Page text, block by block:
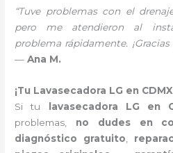
“Tuve problemas con el
pero me atendieron al
problema rápidamente.
—Ana M.
¡Tu Lavasecadora LG en
Si tu
lavasecadora LG en
problemas, no dudes en
diagnóstico gratuito,